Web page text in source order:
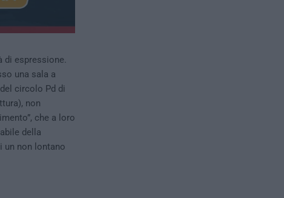
di espressione.
una sala a
circolo Pd di
non
che a loro
della
un non lontano